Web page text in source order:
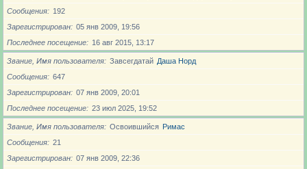
Сообщения
192
Зарегистрирован
05 янв 2009, 19:56
Последнее посещение
16 авг 2015, 13:17
Звание, Имя пользователя Завсегдатай Даша Норд
Сообщения
647
Зарегистрирован
07 янв 2009, 20:01
Последнее посещение
23 июл 2025, 19:52
Звание, Имя пользователя Освоившийся Римас
Сообщения
21
Зарегистрирован
07 янв 2009, 22:36